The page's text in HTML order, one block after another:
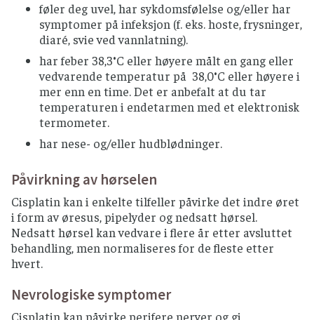
føler deg uvel, har sykdomsfølelse og/eller har
symptomer på infeksjon (f. eks. hoste, frysninger,
diaré, svie ved vannlatning).
har feber 38,3°C eller høyere målt en gang eller
vedvarende temperatur på 38,0°C eller høyere i
mer enn en time. Det er anbefalt at du tar
temperaturen i endetarmen med et elektronisk
termometer.
har nese- og/eller hudblødninger.
Påvirkning av hørselen
Cisplatin kan i enkelte tilfeller påvirke det indre øret
i form av øresus, pipelyder og nedsatt hørsel.
Nedsatt hørsel kan vedvare i flere år etter avsluttet
behandling, men normaliseres for de fleste etter
hvert.
Nevrologiske symptomer
Cisplatin kan påvirke perifere nerver og gi